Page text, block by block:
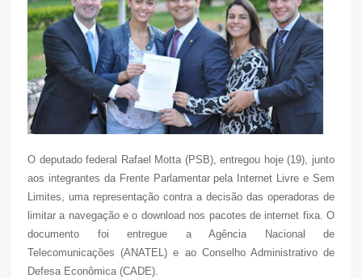
O deputado federal Rafael Motta (PSB), entregou hoje (19), junto
aos integrantes da Frente Parlamentar pela Internet Livre e Sem
Limites, uma representação contra a decisão das operadoras de
limitar a navegação e o download nos pacotes de internet fixa. O
documento foi entregue a Agência Nacional de
Telecomunicações (ANATEL) e ao Conselho Administrativo de
Defesa Econômica (CADE).